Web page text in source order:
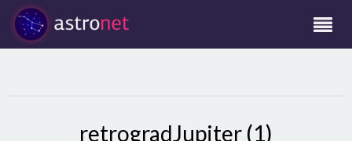
retrogradJupiter (1)